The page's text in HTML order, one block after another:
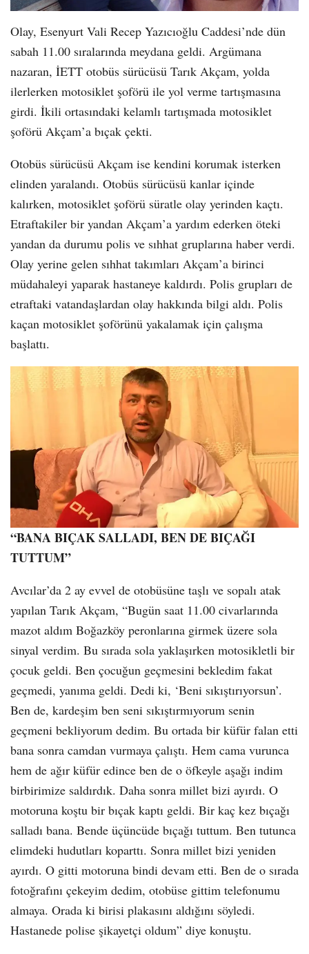
Olay, Esenyurt Vali Recep Yazıcıoğlu Caddesi’nde dün
sabah 11.00 sıralarında meydana geldi. Argümana
nazaran, İETT otobüs sürücüsü Tarık Akçam, yolda
ilerlerken motosiklet şoförü ile yol verme tartışmasına
girdi. İkili ortasındaki kelamlı tartışmada motosiklet
şoförü Akçam’a bıçak çekti.
Otobüs sürücüsü Akçam ise kendini korumak isterken
elinden yaralandı. Otobüs sürücüsü kanlar içinde
kalırken, motosiklet şoförü süratle olay yerinden kaçtı.
Etraftakiler bir yandan Akçam’a yardım ederken öteki
yandan da durumu polis ve sıhhat gruplarına haber verdi.
Olay yerine gelen sıhhat takımları Akçam’a birinci
müdahaleyi yaparak hastaneye kaldırdı. Polis grupları de
etraftaki vatandaşlardan olay hakkında bilgi aldı. Polis
kaçan motosiklet şoförünü yakalamak için çalışma
başlattı.
“BANA BIÇAK SALLADI, BEN DE BIÇAĞI
TUTTUM”
Avcılar’da 2 ay evvel de otobüsüne taşlı ve sopalı atak
yapılan Tarık Akçam, “Bugün saat 11.00 civarlarında
mazot aldım Boğazköy peronlarına girmek üzere sola
sinyal verdim. Bu sırada sola yaklaşırken motosikletli bir
çocuk geldi. Ben çocuğun geçmesini bekledim fakat
geçmedi, yanıma geldi. Dedi ki, ‘Beni sıkıştırıyorsun’.
Ben de, kardeşim ben seni sıkıştırmıyorum senin
geçmeni bekliyorum dedim. Bu ortada bir küfür falan etti
bana sonra camdan vurmaya çalıştı. Hem cama vurunca
hem de ağır küfür edince ben de o öfkeyle aşağı indim
birbirimize saldırdık. Daha sonra millet bizi ayırdı. O
motoruna koştu bir bıçak kaptı geldi. Bir kaç kez bıçağı
salladı bana. Bende üçüncüde bıçağı tuttum. Ben tutunca
elimdeki hudutları koparttı. Sonra millet bizi yeniden
ayırdı. O gitti motoruna bindi devam etti. Ben de o sırada
fotoğrafını çekeyim dedim, otobüse gittim telefonumu
almaya. Orada ki birisi plakasını aldığını söyledi.
Hastanede polise şikayetçi oldum” diye konuştu.